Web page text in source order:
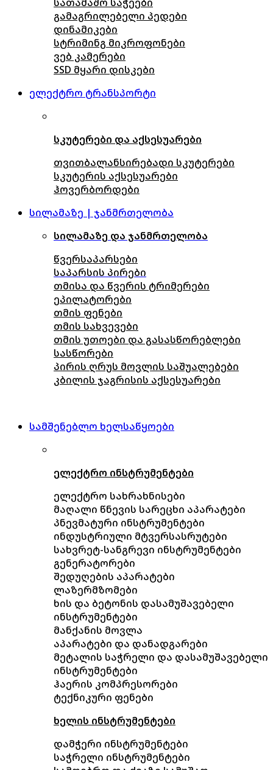
გამაგრილებელი პედები
დინამიკები
სტრიმინგ მიკროფონები
ვებ კამერები
SSD მყარი დისკები
ელექტრო ტრანსპორტი
სკუტერები და აქსესუარები
თვითბალანსირებადი სკუტერები
სკუტერის აქსესუარები
ჰოვერბორდები
სილამაზე | ჯანმრთელობა
სილამაზე და ჯანმრთელობა
წვერსაპარსები
საპარსის პირები
თმისა და წვერის ტრიმერები
ეპილატორები
თმის ფენები
თმის სახვევები
თმის უთოები და გასასწორებლები
სასწორები
პირის ღრუს მოვლის საშუალებები
კბილის ჯაგრისის აქსესუარები
სამშენებლო ხელსაწყოები
ელექტრო ინსტრუმენტები
ელექტრო სახრახნისები
მაღალი წნევის სარეცხი აპარატები
პნევმატური ინსტრუმენტები
ინდუსტრიული მტვერსასრუტები
სახვრეტ-სანგრევი ინსტრუმენტები
გენერატორები
შედუღების აპარატები
ლაზერმზომები
ხის და ბეტონის დასამუშავებელი
ინსტრუმენტები
მანქანის მოვლა
აპარატები და დანადგარები
მეტალის საჭრელი და დასამუშავებელი
ინსტრუმენტები
ჰაერის კომპრესორები
ტექნიკური ფენები
ხელის ინსტრუმენტები
დამჭერი ინსტრუმენტები
საჭრელი ინსტრუმენტები